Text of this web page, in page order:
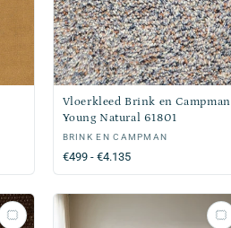
Vloerkleed Brink en Campman
Young Natural 61801
Verkoper:
BRINK EN CAMPMAN
Normale
prijs
€499 - €4.135